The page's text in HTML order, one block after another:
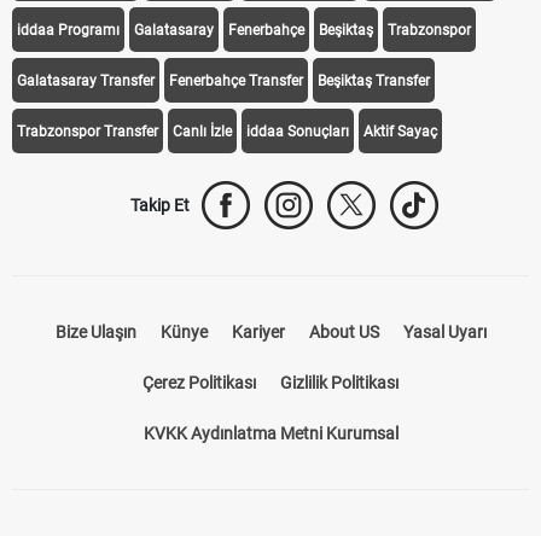
iddaa Programı Galatasaray Fenerbahçe Beşiktaş Trabzonspor
Galatasaray Transfer Fenerbahçe Transfer Beşiktaş Transfer
Trabzonspor Transfer Canlı İzle iddaa Sonuçları Aktif Sayaç
Takip Et
Bize Ulaşın Künye Kariyer About US Yasal Uyarı
Çerez Politikası Gizlilik Politikası
KVKK Aydınlatma Metni Kurumsal